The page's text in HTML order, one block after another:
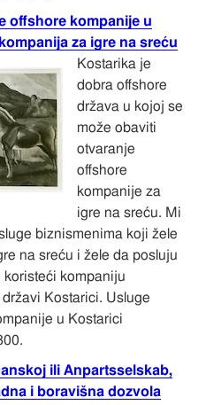
offshore kompanije u
za igre na sreću
Kostarika je
dobra offshore
država u kojoj se
može obaviti
otvaranje
offshore
kompanije za
igre na sreću. Mi
biznismenima koji žele
na sreću i žele da posluju
koristeći kompaniju
Kostarici. Usluge
u Kostarici
ili Anpartsselskab,
i boravišna dozvola